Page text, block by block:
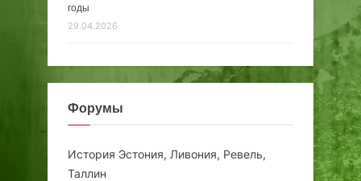
годы
29.04.2026
Форумы
История Эстония, Ливония, Ревель,
Таллин